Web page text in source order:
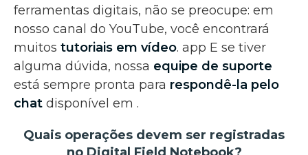
ferramentas digitais, não se preocupe: em
nosso canal do YouTube, você encontrará
muitos tutoriais em vídeo. app E se tiver
alguma dúvida, nossa equipe de suporte
está sempre pronta para respondê-la pelo
chat disponível em .
Quais operações devem ser registradas